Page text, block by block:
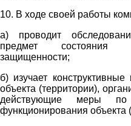
10. В ходе своей работы
а) проводит
предмет состояния
защищенности;
б) изучает конструктивные
объекта (территории),
действующие меры по
функционирования объекта